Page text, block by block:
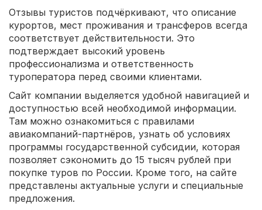
Отзывы туристов подчёркивают, что описание
курортов, мест проживания и трансферов всегда
соответствует действительности. Это
подтверждает высокий уровень
профессионализма и ответственность
туроператора перед своими клиентами.
Сайт компании выделяется удобной навигацией и
доступностью всей необходимой информации.
Там можно ознакомиться с правилами
авиакомпаний-партнёров, узнать об условиях
программы государственной субсидии, которая
позволяет сэкономить до 15 тысяч рублей при
покупке туров по России. Кроме того, на сайте
представлены актуальные услуги и специальные
предложения.